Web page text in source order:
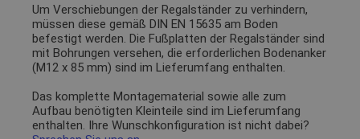
Um Verschiebungen der Regalständer zu verhindern,
müssen diese gemäß DIN EN 15635 am Boden
befestigt werden. Die Fußplatten der Regalständer sind
mit Bohrungen versehen, die erforderlichen Bodenanker
(M12 x 85 mm) sind im Lieferumfang enthalten.
Das komplette Montagematerial sowie alle zum
Aufbau benötigten Kleinteile sind im Lieferumfang
enthalten. Ihre Wunschkonfiguration ist nicht dabei?